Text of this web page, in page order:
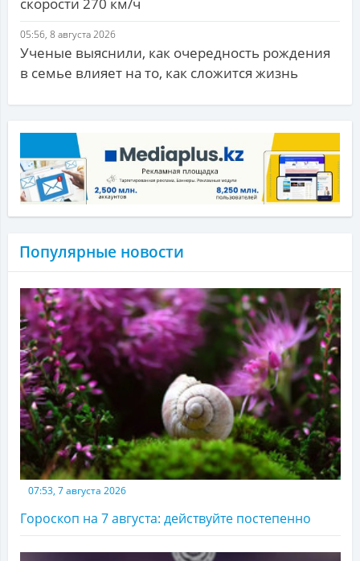
скорости 270 км/ч
05:56, 8 августа 2026
Ученые выяснили, как очередность рождения
в семье влияет на то, как сложится жизнь
Популярные новости
07:53, 7 августа 2026
Гороскоп на 7 августа: действуйте постепенно